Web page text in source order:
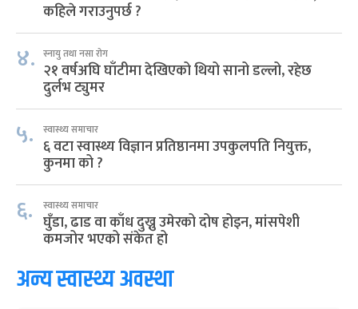
कहिले गराउनुपर्छ ?
४. स्नायु तथा नसा रोग
२१ वर्षअघि घाँटीमा देखिएको थियो सानो डल्लो, रहेछ
दुर्लभ ट्युमर
५. स्वास्थ्य समाचार
६ वटा स्वास्थ्य विज्ञान प्रतिष्ठानमा उपकुलपति नियुक्त,
कुनमा को ?
६. स्वास्थ्य समाचार
घुँडा, ढाड वा काँध दुख्नु उमेरको दोष होइन, मांसपेशी
कमजोर भएको संकेत हो
अन्य स्वास्थ्य अवस्था